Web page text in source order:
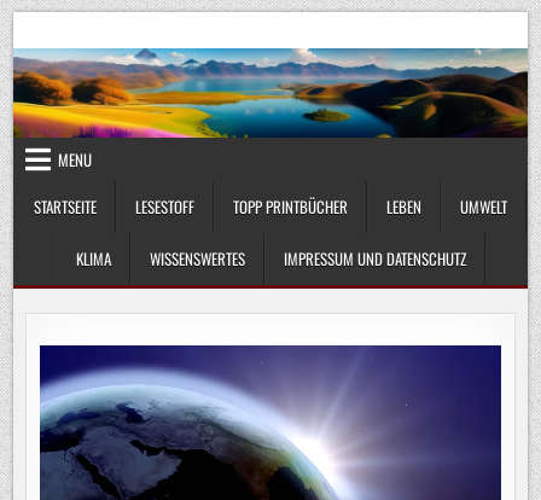
Skip
to
content
UmweltKlima.com
MENU
STARTSEITE
LESESTOFF TOPP PRINTBÜCHER LEBEN UMWELT
KLIMA WISSENSWERTES IMPRESSUM UND DATENSCHUTZ